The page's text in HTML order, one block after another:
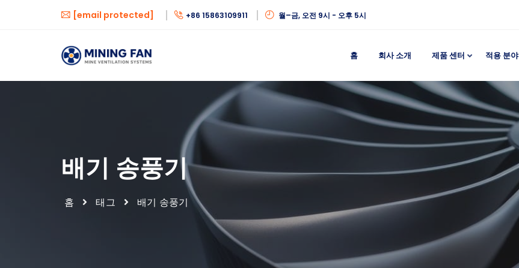
[email protected] +86 15863109911 월–금, 오전 9시 - 오후 5시
홈 회사 소개 제품 센터 적용 분야
배기 송풍기
홈 태그 배기 송풍기